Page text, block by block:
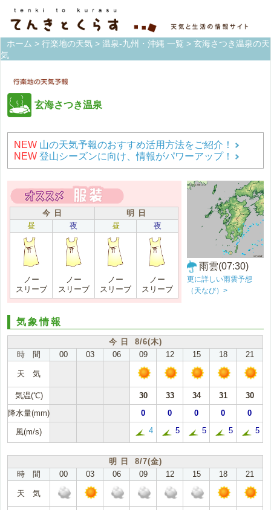
ホーム > 行楽地の天気 > 温泉-九州・沖縄 一覧 > 玄海さつき温泉の天
気
玄海さつき温泉
NEW 山の天気予報のおすすめ活用方法をご紹介！
NEW 登山シーズンに向け、情報がパワーアップ！
今 日
明 日
昼
夜 昼 夜
ノー
スリーブ
ノー
スリーブ
ノー
スリーブ
ノー
スリーブ
雨雲(07:30)
更に詳しい雨雲予想
（天なび）>
気象情報
今 日 8/6(木)
時 間
00 03 06 09 12 15 18 21
天 気
気温(℃) 30 33 34 31
30
降水量(mm)
0 0 0 0 0
風(m/s) 4 5 5 5 5
明 日 8/7(金)
時 間
00 03 06 09 12 15 18 21
天 気